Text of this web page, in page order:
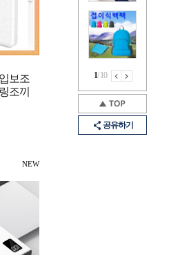
1/10
공유하기
보조
조끼
NEW